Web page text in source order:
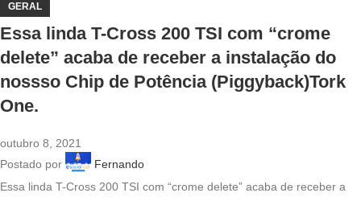
GERAL
Essa linda T-Cross 200 TSI com “crome
delete” acaba de receber a instalação do
nossso Chip de Potência (Piggyback)Tork
One.
outubro 8, 2021
Postado por
Fernando
Essa linda T-Cross 200 TSI com “crome delete” acaba de receber a